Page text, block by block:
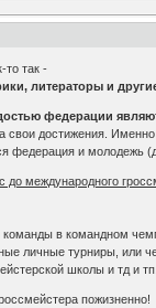
то так -
литераторы и
федерации
свои достижения.
федерация и молодежь
до международного
в командном
личные турниры, или
школы и тд и тп.
пожизненно!